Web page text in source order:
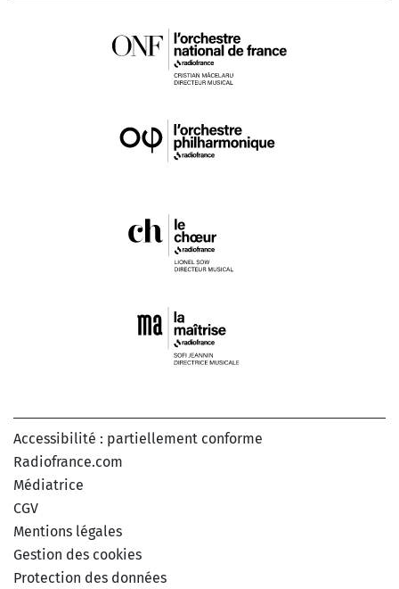
Accessibilité : partiellement conforme
Radiofrance.com
Médiatrice
CGV
Mentions légales
Gestion des cookies
Protection des données